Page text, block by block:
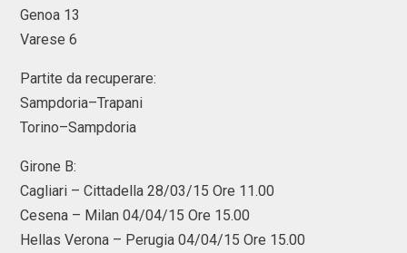
Genoa 13
Varese 6
Partite da recuperare:
Sampdoria–Trapani
Torino–Sampdoria
Girone B:
Cagliari – Cittadella 28/03/15 Ore 11.00
Cesena – Milan 04/04/15 Ore 15.00
Hellas Verona – Perugia 04/04/15 Ore 15.00